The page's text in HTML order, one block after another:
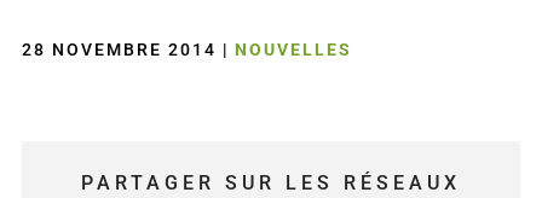
28 NOVEMBRE 2014 | NOUVELLES
PARTAGER SUR LES RÉSEAUX